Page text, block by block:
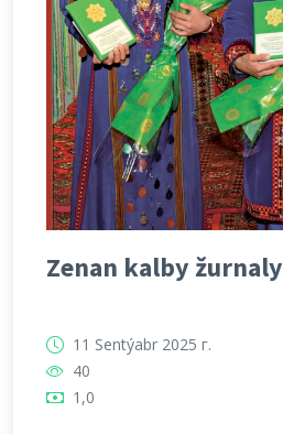
Zenan kalby žurnaly
11 Sentýabr 2025 г.
40
1,0